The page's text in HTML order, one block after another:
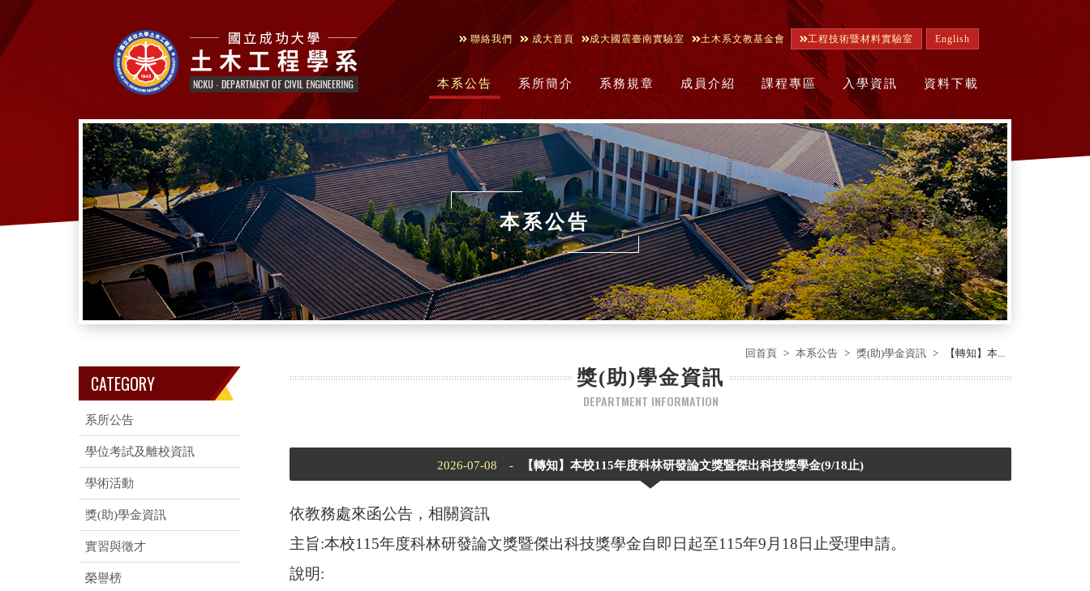
聯絡我們 成大首頁 成大國震臺南實驗室 土木系文教基金會 工程技術暨材料實驗室 English
本系公告 系所簡介 系務規章 成員介紹 課程專區 入學資訊 資料下載
本系公告
回首頁 本系公告 獎(助)學金資訊 【轉知】本...
CATEGORY
系所公告
學位考試及離校資訊
學術活動
獎(助)學金資訊
實習與徵才
榮譽榜
獎(助)學金資訊
DEPARTMENT INFORMATION
2026-07-08 - 【轉知】本校115年度科林研發論文獎暨傑出科技獎學金(9/18止)
依教務處來函公告，相關資訊
主旨:本校115年度科林研發論文獎暨傑出科技獎學金自即日起至115年9月18日止受理申請。
說明: